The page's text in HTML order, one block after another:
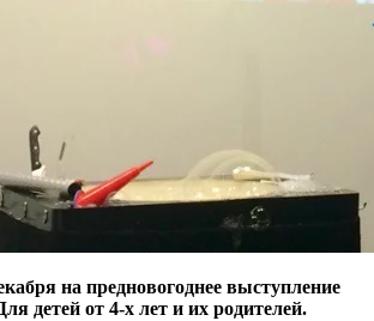
на предновогоднее выступление
детей от 4-х лет и их родителей.